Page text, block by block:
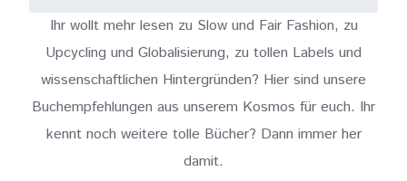
Ihr wollt mehr lesen zu Slow und Fair Fashion, zu
Upcycling und Globalisierung, zu tollen Labels und
wissenschaftlichen Hintergründen? Hier sind unsere
Buchempfehlungen aus unserem Kosmos für euch. Ihr
kennt noch weitere tolle Bücher? Dann immer her
damit.